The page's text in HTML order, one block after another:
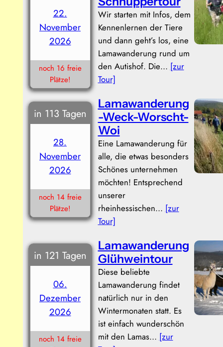
22.
November
2026
noch 16 freie
Plätze!
Wir starten mit Infos, dem
Kennenlernen der Tiere
und dann geht’s los, eine
Lamawanderung rund um
den Autishof. Die… [zur
Tour]
in 113 Tagen
28.
November
2026
noch 14 freie
Plätze!
Lamawanderung
-Weck-Worscht-
Woi
Eine Lamawanderung für
alle, die etwas besonders
Schönes unternehmen
möchten! Entsprechend
unserer
rheinhessischen… [zur
Tour]
in 121 Tagen
06.
Dezember
2026
noch 14 freie
Lamawanderung
Glühweintour
Diese beliebte
Lamawanderung findet
natürlich nur in den
Wintermonaten statt. Es
ist einfach wunderschön
mit den Lamas… [zur